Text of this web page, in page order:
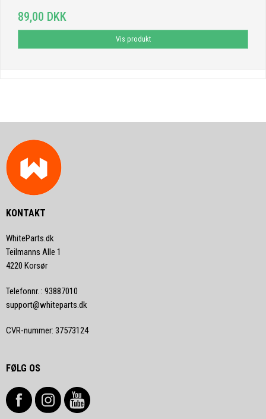
89,00 DKK
Vis produkt
KONTAKT
WhiteParts.dk
Teilmanns Alle 1
4220 Korsør
Telefonnr. : 93887010
support@whiteparts.dk
CVR-nummer: 37573124
FØLG OS